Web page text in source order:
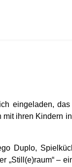
eingeladen, das
ihren Kindern
Duplo,
„Still(e)raum“ –